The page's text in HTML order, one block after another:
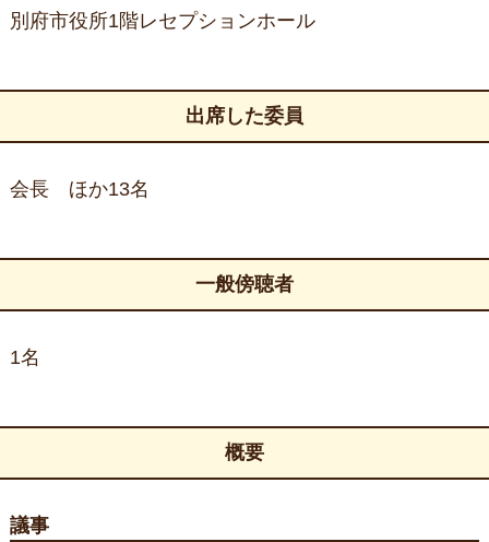
別府市役所1階レセプションホール
出席した委員
会長 ほか13名
一般傍聴者
1名
概要
議事